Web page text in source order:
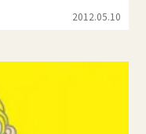
2012.05.10